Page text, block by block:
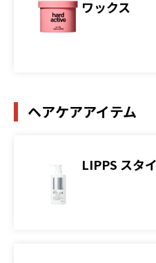
ワックス
ヘアケアアイテム
LIPPS スタ